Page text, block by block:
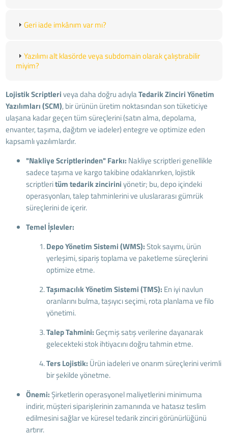
Geri iade imkânım var mı?
Yazılımı alt klasörde veya subdomain olarak çalıştırabilir
miyim?
Lojistik Scriptleriveya daha doğru adıylaTedarik Zinciri Yönetim
Yazılımları (SCM), bir ürünün üretim noktasından son tüketiciye
ulaşana kadar geçen tüm süreçlerini (satın alma, depolama,
envanter, taşıma, dağıtım ve iadeler) entegre ve optimize eden
kapsamlı yazılımlardır.
"Nakliye Scriptlerinden" Farkı: Nakliye scriptleri genellikle
sadece taşıma ve kargo takibine odaklanırken, lojistik
scriptleritüm tedarik zinciriniyönetir; bu, depo içindeki
operasyonları, talep tahminlerini ve uluslararası gümrük
süreçlerini de içerir.
Temel İşlevler:
Depo Yönetim Sistemi (WMS):Stok sayımı, ürün
yerleşimi, sipariş toplama ve paketleme süreçlerini
optimize etme.
Taşımacılık Yönetim Sistemi (TMS): En iyi navlun
oranlarını bulma, taşıyıcı seçimi, rota planlama ve filo
yönetimi.
Talep Tahmini: Geçmiş satış verilerine dayanarak
gelecekteki stok ihtiyacını doğru tahmin etme.
Ters Lojistik: Ürün iadeleri ve onarım süreçlerini verimli
bir şekilde yönetme.
Önemi:Şirketlerin operasyonel maliyetlerini minimuma
indirir, müşteri siparişlerinin zamanında ve hatasız teslim
edilmesini sağlar ve küresel tedarik zinciri görünürlüğünü
artırır.